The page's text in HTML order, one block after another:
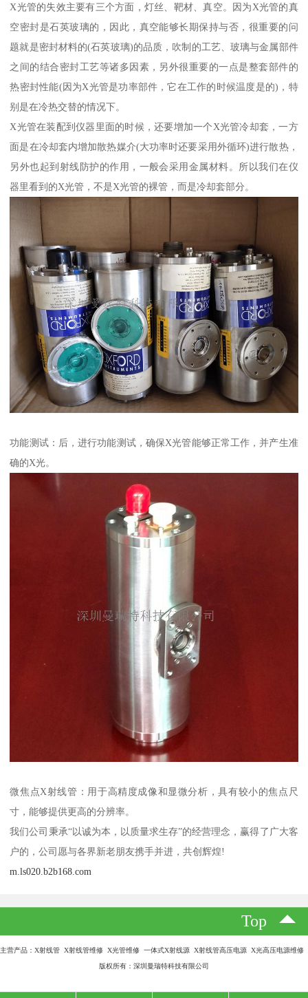
X光管的失效主要有三个方面，灯丝、靶材、真空。因为X光管的真
空密封是石英玻璃的，因此，真空能够长期保持与否，很重要的问
题就是密封材料的(石英玻璃)的品质，吹制的工艺、玻璃与金属部件
之间的结合密封工艺等诸多因素，另外很重要的一点是整套部件的
热密封性能(因为X光管是功率部件，它在工作的时候温度是的)，特
别是在冷热交替的情况下。
X光管在装配到仪器里面的时候，还要增加一个X光管冷却套，一方
面是在冷却套内增加散热媒介(大功率时还要采用外循环)进行散热，
另外也起到射线防护的作用，一般会采用金属材料。所以我们在仪
器里看到的X光管，不是X光管的裸管，而是冷却套部分。
功能测试：后，进行功能测试，确保X光管能够正常工作，并产生准
确的X光。
微焦点X射线管：用于高精度成像和显微分析，具有较小的焦点尺
寸，能够提供更高的分辨率。
我们公司秉承“以诚为本，以质量求生存”的经营理念，赢得了广大客
户的，公司愿与各界新老朋友携手并进，共创辉煌!
m.ls020.b2b168.com
Top
主营产品：X射线管 X射线管维修 X光管维修 一体式X射线源 X射线管高压电源 X光高压电源维修
版权所有：深圳曼瑞特科技有限公司